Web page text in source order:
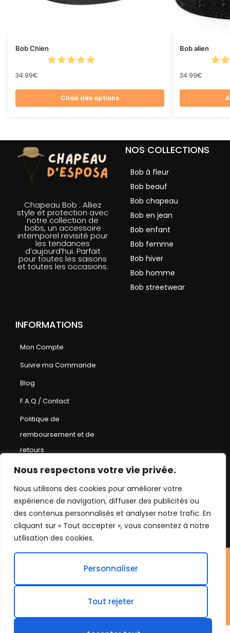
Nous respectons votre vie privée.
Nous utilisons des cookies pour améliorer votre
expérience de navigation, diffuser des publicités ou
des contenus personnalisés et analyser notre trafic. En
cliquant sur « Tout accepter », vous consentez à notre
utilisation des cookies.
Personnaliser
Tout rejeter
Bob Chien
34.99€
Choix des options
Bob alien
34.99€
Chapeau Bob : Alliez
style et protection avec
notre collection de
bobs, un accessoire
intemporel revisité pour
les tendances
d’aujourd’hui. Parfait
pour toutes les saisons
et toutes les occasions.
NOS COLLECTIONS
Bob à fleur
Bob beauf
Bob chapeau
Bob en jean
Bob enfant
Bob femme
Bob hiver
Bob homme
Bob streetwear
INFORMATIONS
Mon Compte
Suivre ma Commande
Blog
F.A.Q / Contact
Politique de
remboursement et de
retours
Conditions Générales de
Mentions Légales
Plan du Site